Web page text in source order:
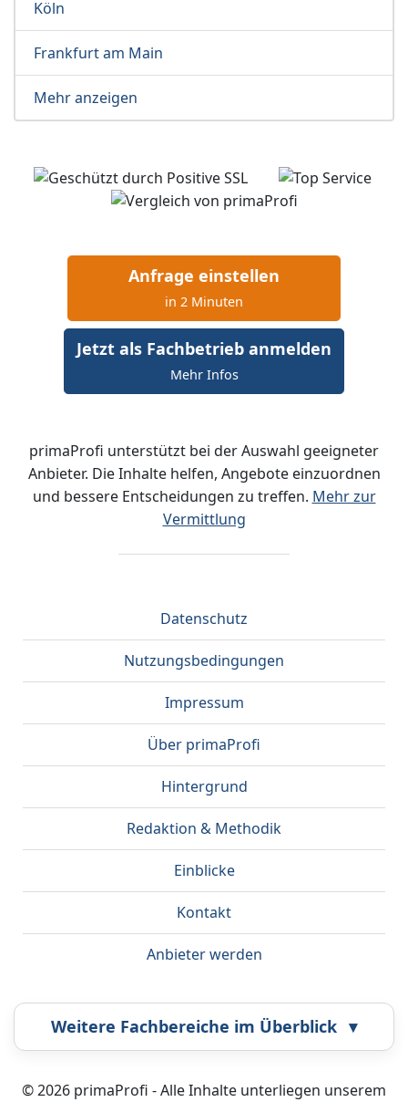
Köln
Frankfurt am Main
Mehr anzeigen
Anfrage einstellen
in 2 Minuten
Jetzt als Fachbetrieb anmelden
Mehr Infos
primaProfi unterstützt bei der Auswahl geeigneter
Anbieter. Die Inhalte helfen, Angebote einzuordnen
und bessere Entscheidungen zu treffen. Mehr zur
Vermittlung
Datenschutz
Nutzungsbedingungen
Impressum
Über primaProfi
Hintergrund
Redaktion & Methodik
Einblicke
Kontakt
Anbieter werden
Weitere Fachbereiche im Überblick ▾
Airbrush Bestatter
© 2026 primaProfi - Alle Inhalte unterliegen unserem